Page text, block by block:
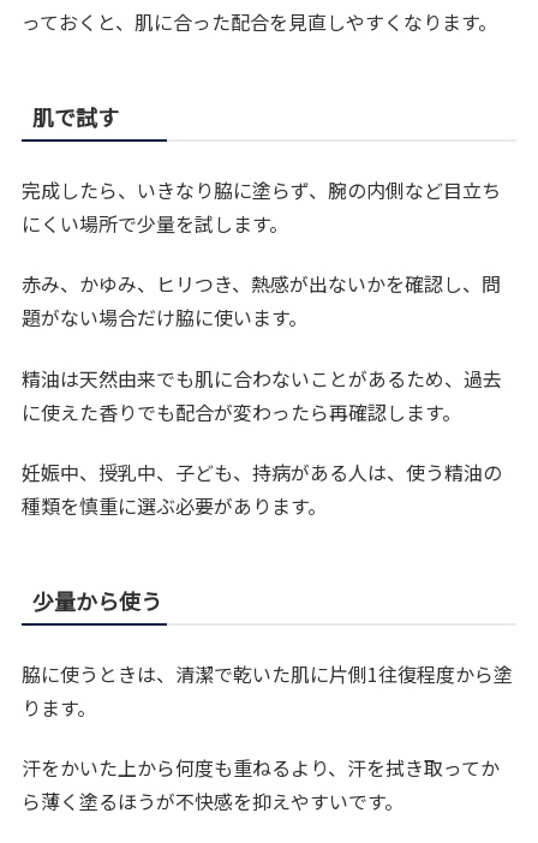
っておくと、肌に合った配合を見直しやすくなります。
肌で試す
完成したら、いきなり脇に塗らず、腕の内側など目立ち
にくい場所で少量を試します。
赤み、かゆみ、ヒリつき、熱感が出ないかを確認し、問
題がない場合だけ脇に使います。
精油は天然由来でも肌に合わないことがあるため、過去
に使えた香りでも配合が変わったら再確認します。
妊娠中、授乳中、子ども、持病がある人は、使う精油の
種類を慎重に選ぶ必要があります。
少量から使う
脇に使うときは、清潔で乾いた肌に片側1往復程度から塗
ります。
汗をかいた上から何度も重ねるより、汗を拭き取ってか
ら薄く塗るほうが不快感を抑えやすいです。